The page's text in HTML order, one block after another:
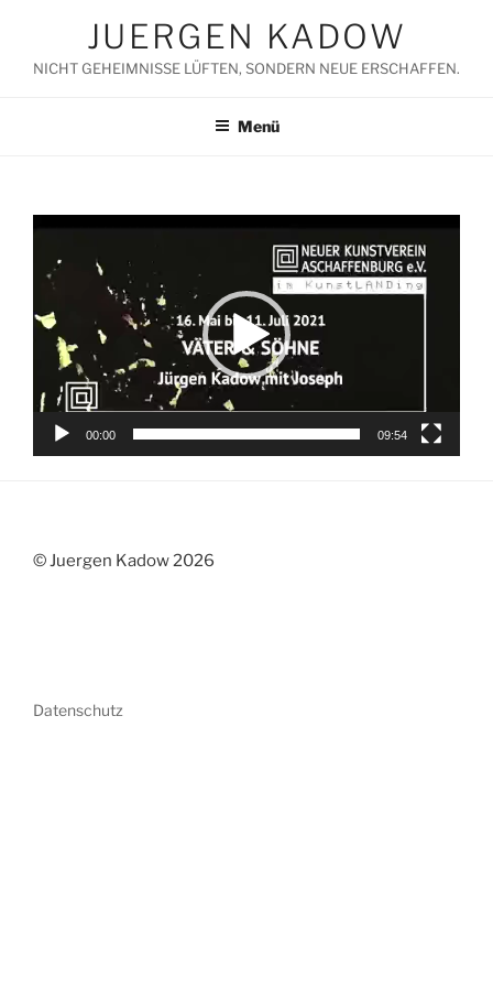
springen
JUERGEN KADOW
NICHT GEHEIMNISSE LÜFTEN, SONDERN NEUE ERSCHAFFEN.
Menü
Video-
00:00 09:54
© Juergen Kadow 2026
Datenschutz